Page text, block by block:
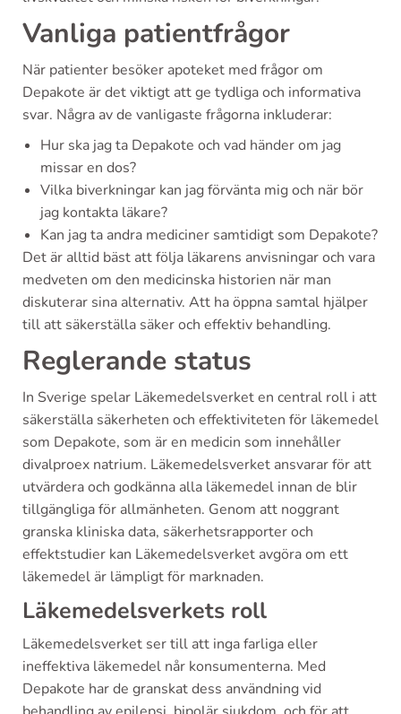
Vanliga patientfrågor
När patienter besöker apoteket med frågor om
Depakote är det viktigt att ge tydliga och informativa
svar. Några av de vanligaste frågorna inkluderar:
Hur ska jag ta Depakote och vad händer om jag
missar en dos?
Vilka biverkningar kan jag förvänta mig och när bör
jag kontakta läkare?
Kan jag ta andra mediciner samtidigt som Depakote?
Det är alltid bäst att följa läkarens anvisningar och vara
medveten om den medicinska historien när man
diskuterar sina alternativ. Att ha öppna samtal hjälper
till att säkerställa säker och effektiv behandling.
Reglerande status
In Sverige spelar Läkemedelsverket en central roll i att
säkerställa säkerheten och effektiviteten för läkemedel
som Depakote, som är en medicin som innehåller
divalproex natrium. Läkemedelsverket ansvarar för att
utvärdera och godkänna alla läkemedel innan de blir
tillgängliga för allmänheten. Genom att noggrant
granska kliniska data, säkerhetsrapporter och
effektstudier kan Läkemedelsverket avgöra om ett
läkemedel är lämpligt för marknaden.
Läkemedelsverkets roll
Läkemedelsverket ser till att inga farliga eller
ineffektiva läkemedel når konsumenterna. Med
Depakote har de granskat dess användning vid